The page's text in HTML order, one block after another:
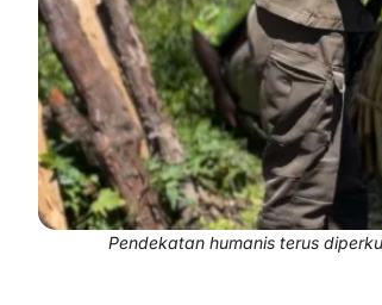
Pendekatan humanis terus